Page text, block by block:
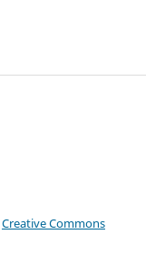
Creative Commons